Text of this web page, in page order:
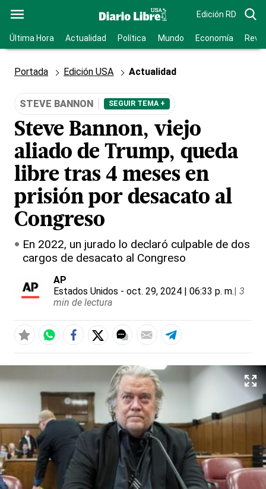
Edición RD
Última Hora Actualidad Política Mundo Economía
Portada Edición USA Actualidad
STEVE BANNON SEGUIR TEMA +
Steve Bannon, viejo
aliado de Trump, queda
libre tras 4 meses en
prisión por desacato al
Congreso
En 2022, un jurado lo declaró culpable de dos
cargos de desacato al Congreso
AP
Estados Unidos - oct. 29, 2024 | 06:33 p. m.| 3
min de lectura